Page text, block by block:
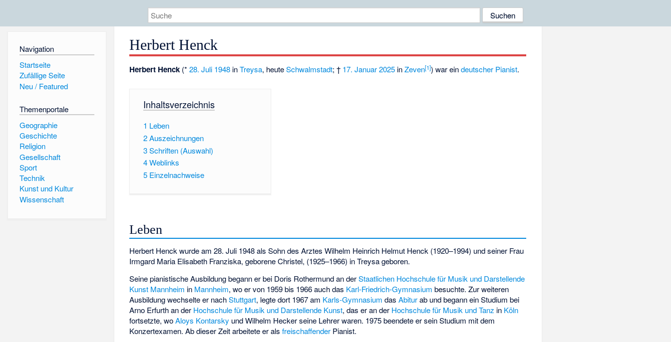
Navigation
Startseite
Zufällige Seite
Neu / Featured
Themenportale
Geographie
Geschichte
Religion
Gesellschaft
Sport
Technik
Kunst und Kultur
Wissenschaft
Herbert Henck
Herbert Henck (*28. Juli 1948 inTreysa, heuteSchwalmstadt; † 17. Januar 2025 inZeven[1]) war eindeutscher Pianist.
Inhaltsverzeichnis
1 Leben
2Auszeichnungen
3Schriften (Auswahl)
4Weblinks
5 Einzelnachweise
Leben
Herbert Henck wurde am 28. Juli 1948 als Sohn des Arztes Wilhelm Heinrich Helmut Henck (1920–1994) und seiner Frau
Irmgard Maria Elisabeth Franziska, geborene Christel, (1925–1966) in Treysa geboren.
Seine pianistische Ausbildung begann er bei Doris Rothermundan derStaatlichen Hochschule für Musik und Darstellende
Kunst Mannheim in Mannheim, wo er von 1959 bis 1966 auch das Karl-Friedrich-Gymnasium besuchte. Zur weiteren
Ausbildung wechselte er nachStuttgart, legte dort 1967 am Karls-Gymnasium dasAbiturab und begann ein Studium bei
Arno Erfurthan der Hochschule für Musik und Darstellende Kunst, das er an der Hochschule für Musik und Tanz in Köln
fortsetzte, woAloys Kontarsky undWilhelm Heckerseine Lehrer waren. 1975 beendete er sein Studium mit dem
Konzertexamen. Ab dieser Zeit arbeitete er alsfreischaffender Pianist.